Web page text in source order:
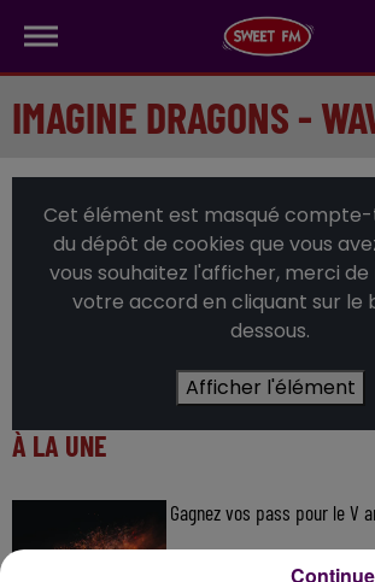
IMAGINE DRAGONS -
Cet élément est masqué compte-
du dépôt de cookies que vous
vous souhaitez l'afficher, merci de
votre accord en cliquant sur le
dessous.
Afficher l'élément
À LA UNE
Gagnez vos pass pour le V